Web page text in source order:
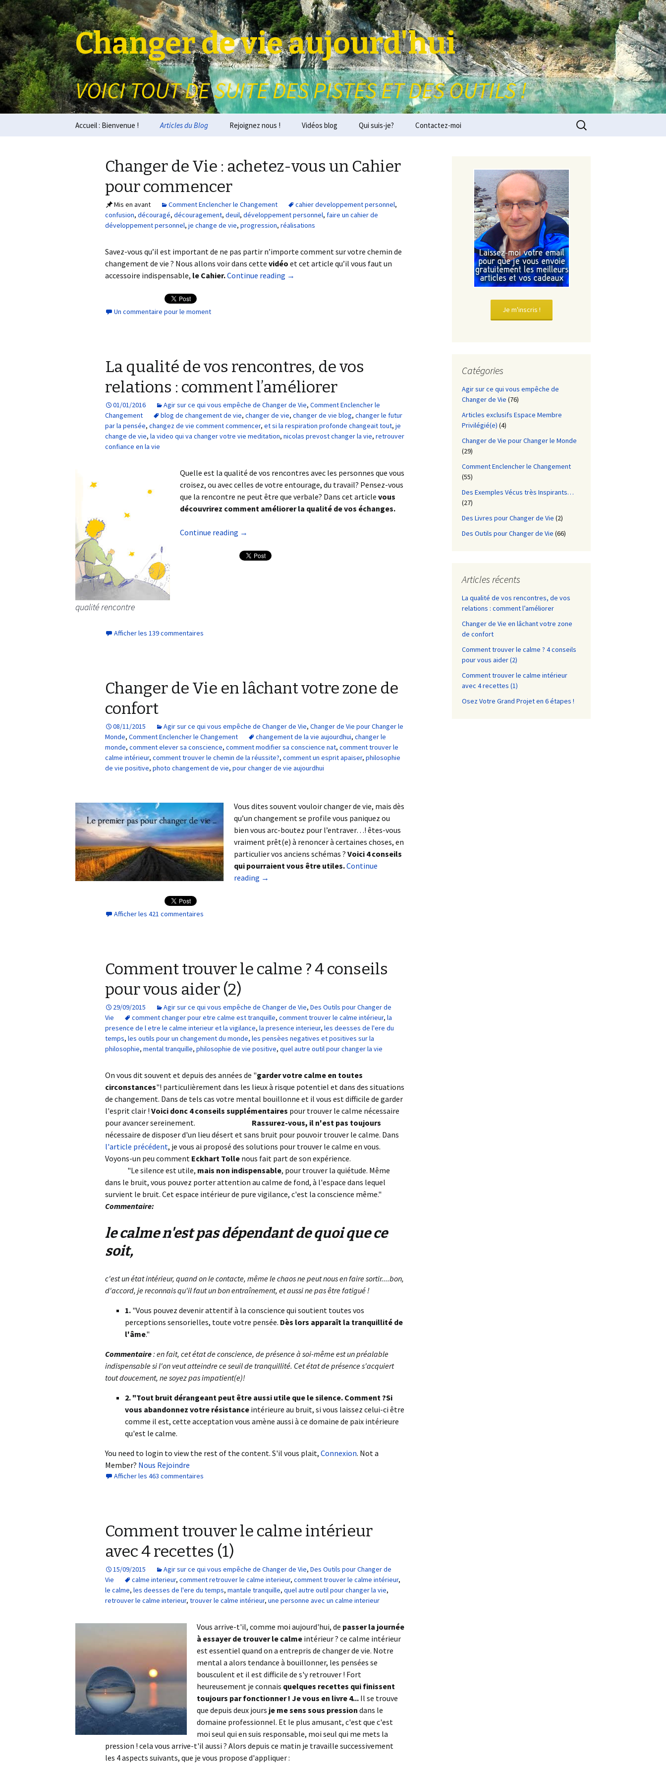
Changer de vie aujourd'hui
VOICI TOUT DE SUITE DES PISTES ET DES OUTILS !
Aller au contenu principal
Accueil : Bienvenue ! Articles du Blog Rejoignez nous ! Vidéos blog Qui suis-je? Contactez-moi Rechercher :
Changer de Vie : achetez-vous un Cahier
pour commencer
Mis en avant Comment Enclencher le Changement cahier developpement personnel,
confusion, découragé, découragement, deuil, développement personnel, faire un cahier de
développement personnel, je change de vie, progression, réalisations
Savez-vous qu’il est important de ne pas partir n’importe comment sur votre chemin de
changement de vie ? Nous allons voir dans cette vidéo et cet article qu’il vous faut un
accessoire indispensable, le Cahier.Continue reading →
Un commentaire pour le moment
La qualité de vos rencontres, de vos
relations : comment l’améliorer
01/01/2016 Agir sur ce qui vous empêche de Changer de Vie, Comment Enclencher le
Changement
blog de changement de vie, changer de vie, changer de vie blog, changer le futur
par la pensée, changez de vie comment commencer, et si la respiration profonde changeait tout, je
change de vie, la video qui va changer votre vie meditation, nicolas prevost changer la vie, retrouver
confiance en la vie
qualité rencontre
Quelle est la qualité de vos rencontres avec les personnes que vous
croisez, ou avec celles de votre entourage, du travail? Pensez-vous
que la rencontre ne peut être que verbale? Dans cet article vous
découvrirez comment améliorer la qualité de vos échanges.
Continue reading →
Afficher les 139 commentaires
Changer de Vie en lâchant votre zone de
confort
08/11/2015 Agir sur ce qui vous empêche de Changer de Vie, Changer de Vie pour Changer le
Monde, Comment Enclencher le Changement changement de la vie aujourdhui, changer le
monde, comment elever sa conscience, comment modifier sa conscience nat, comment trouver le
calme intérieur, comment trouver le chemin de la réussite?, comment un esprit apaiser, philosophie
de vie positive, photo changement de vie, pour changer de vie aujourdhui
Vous dites souvent vouloir changer de vie, mais dès
qu’un changement se profile vous paniquez ou
bien vous arc-boutez pour l’entraver…! êtes-vous
vraiment prêt(e) à renoncer à certaines choses, en
particulier vos anciens schémas ? Voici 4 conseils
qui pourraient vous être utiles.Continue
reading →
Afficher les 421 commentaires
Comment trouver le calme ? 4 conseils
pour vous aider (2)
29/09/2015 Agir sur ce qui vous empêche de Changer de Vie, Des Outils pour Changer de
Vie
comment changer pour etre calme est tranquille, comment trouver le calme intérieur, la
presence de l etre le calme interieur et la vigilance, la presence interieur, les deesses de l'ere du
temps, les outils pour un changement du monde, les pensèes negatives et positives sur la
philosophie, mental tranquille, philosophie de vie positive, quel autre outil pour changer la vie
On vous dit souvent et depuis des années de "garder votre calme en toutes
circonstances"! particulièrement dans les lieux à risque potentiel et dans des situations
de changement. Dans de tels cas votre mental bouillonne et il vous est difficile de garder
l'esprit clair ! Voici donc 4 conseils supplémentaires pour trouver le calme nécessaire
pour avancer sereinement.
Rassurez-vous, il n'est pas toujours
nécessaire de disposer d'un lieu désert et sans bruit pour pouvoir trouver le calme. Dans
l'article précédent, je vous ai proposé des solutions pour trouver le calme en vous.
Voyons-un peu comment Eckhart Tolle nous fait part de son expérience.
"Le silence est utile, mais non indispensable, pour trouver la quiétude. Même
dans le bruit, vous pouvez porter attention au calme de fond, à l'espace dans lequel
survient le bruit. Cet espace intérieur de pure vigilance, c'est la conscience même."
Commentaire:
le calme n'est pas dépendant de quoi que ce
soit,
c'est un état intérieur, quand on le contacte, même le chaos ne peut nous en faire sortir....bon,
d'accord, je reconnais qu'il faut un bon entraînement, et aussi ne pas être fatigué !
1. "Vous pouvez devenir attentif à la conscience qui soutient toutes vos
perceptions sensorielles, toute votre pensée. Dès lors apparaît la tranquillité de
l'âme."
Commentaire: en fait, cet état de conscience, de présence à soi-même est un préalable
indispensable si l'on veut atteindre ce seuil de tranquillité. Cet état de présence s'acquiert
tout doucement, ne soyez pas impatient(e)!
2. "Tout bruit dérangeant peut être aussi utile que le silence. Comment ?Si
vous abandonnez votre résistance intérieure au bruit, si vous laissez celui-ci être
comme il est, cette acceptation vous amène aussi à ce domaine de paix intérieure
qu'est le calme.
You need to login to view the rest of the content. S'il vous plait, Connexion. Not a
Member? Nous Rejoindre
Afficher les 463 commentaires
Comment trouver le calme intérieur
avec 4 recettes (1)
15/09/2015 Agir sur ce qui vous empêche de Changer de Vie, Des Outils pour Changer de
Vie
calme interieur, comment retrouver le calme interieur, comment trouver le calme intérieur,
le calme, les deesses de l'ere du temps, mantale tranquille, quel autre outil pour changer la vie,
retrouver le calme interieur, trouver le calme intérieur, une personne avec un calme interieur
Vous arrive-t'il, comme moi aujourd'hui, de passer la journée
à essayer de trouver le calme intérieur ? ce calme intérieur
est essentiel quand on a entrepris de changer de vie. Notre
mental a alors tendance à bouillonner, les pensées se
bousculent et il est difficile de s'y retrouver ! Fort
heureusement je connais quelques recettes qui finissent
toujours par fonctionner ! Je vous en livre 4... Il se trouve
que depuis deux jours je me sens sous pression dans le
domaine professionnel. Et le plus amusant, c'est que c'est
moi seul qui en suis responsable, moi seul qui me mets la
pression ! cela vous arrive-t'il aussi ? Alors depuis ce matin je travaille successivement
les 4 aspects suivants, que je vous propose d'appliquer :
Je m'inscris !
Catégories
Agir sur ce qui vous empêche de
Changer de Vie (76)
Articles exclusifs Espace Membre
Privilégié(e) (4)
Changer de Vie pour Changer le Monde
(29)
Comment Enclencher le Changement
(55)
Des Exemples Vécus très Inspirants…
(27)
Des Livres pour Changer de Vie (2)
Des Outils pour Changer de Vie (66)
Articles récents
La qualité de vos rencontres, de vos
relations : comment l’améliorer
Changer de Vie en lâchant votre zone
de confort
Comment trouver le calme ? 4 conseils
pour vous aider (2)
Comment trouver le calme intérieur
avec 4 recettes (1)
Osez Votre Grand Projet en 6 étapes !